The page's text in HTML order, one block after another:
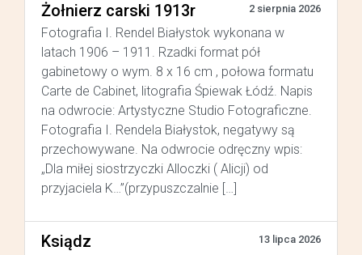
Żołnierz carski 1913r 2 sierpnia 2026
Fotografia I. Rendel Białystok wykonana w
latach 1906 – 1911. Rzadki format pół
gabinetowy o wym. 8 x 16 cm , połowa formatu
Carte de Cabinet, litografia Śpiewak Łódź. Napis
na odwrocie: Artystyczne Studio Fotograficzne.
Fotografia I. Rendela Białystok, negatywy są
przechowywane. Na odwrocie odręczny wpis:
„Dla miłej siostrzyczki Alloczki ( Alicji) od
przyjaciela K…”(przypuszczalnie […]
Ksiądz 13 lipca 2026